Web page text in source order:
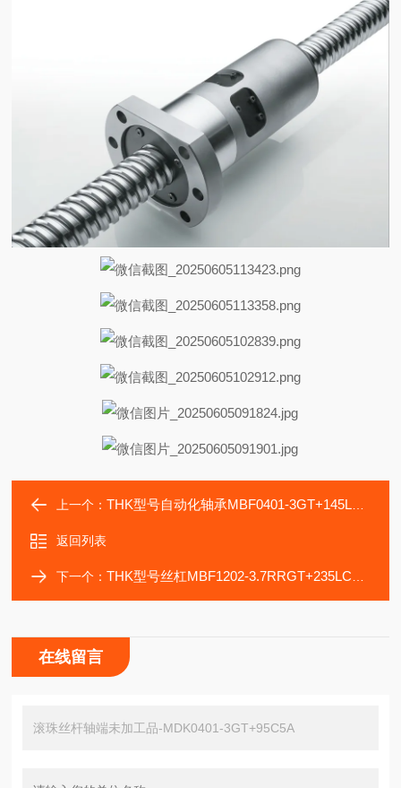
上一个：THK型号自动化轴承MBF0401-3GT+145LC5A丝杠
返回列表
下一个：THK型号丝杠MBF1202-3.7RRGT+235LC5A轴承
在线留言